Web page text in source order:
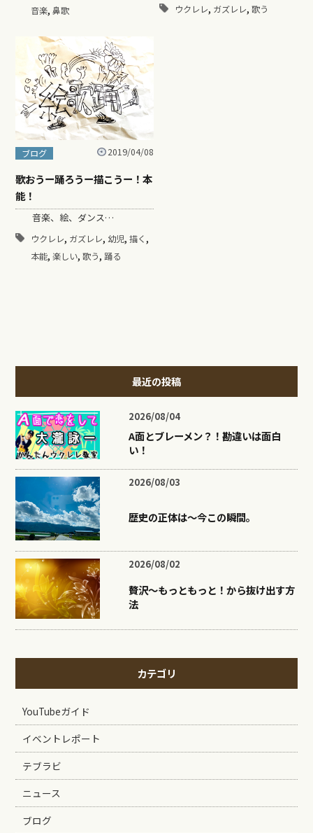
音楽, 鼻歌 ウクレレ, ガズレレ, 歌う
ブログ 2019/04/08
歌おうー踊ろうー描こうー！本
能！
音楽、絵、ダンス…
ウクレレ, ガズレレ, 幼児, 描く ,
本能, 楽しい, 歌う, 踊る
最近の投稿
2026/08/04
A面とブレーメン？！勘違いは面白
い！
2026/08/03
歴史の正体は〜今この瞬間。
2026/08/02
贅沢〜もっともっと！から抜け出す方
法
カテゴリ
YouTubeガイド
イベントレポート
テブラビ
ニュース
ブログ